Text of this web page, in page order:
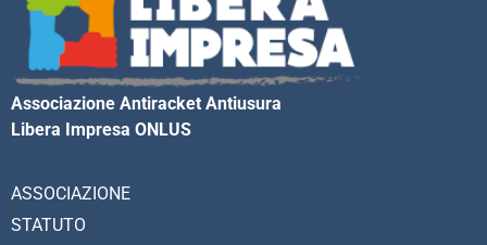
Associazione Antiracket Antiusura
Libera Impresa ONLUS
ASSOCIAZIONE
STATUTO